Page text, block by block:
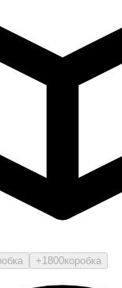
+1800коробка